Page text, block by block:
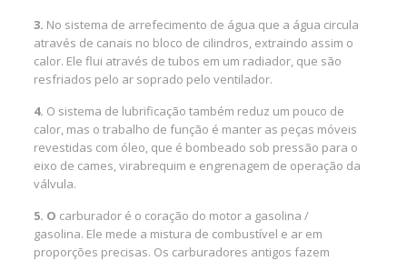
3. No sistema de arrefecimento de água que a água circula
através de canais no bloco de cilindros, extraindo assim o
calor. Ele flui através de tubos em um radiador, que são
resfriados pelo ar soprado pelo ventilador.
4. O sistema de lubrificação também reduz um pouco de
calor, mas o trabalho de função é manter as peças móveis
revestidas com óleo, que é bombeado sob pressão para o
eixo de cames, virabrequim e engrenagem de operação da
válvula.
5. O carburador é o coração do motor a gasolina /
gasolina. Ele mede a mistura de combustível e ar em
proporções precisas. Os carburadores antigos fazem